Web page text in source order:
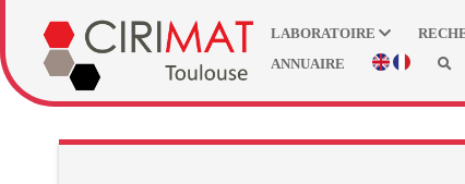
LABORATOIRE
ANNUAIRE